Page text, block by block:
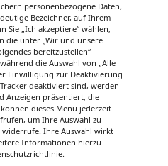
personenbezogene Daten,
Bezeichner, auf Ihrem
Sie „Ich akzeptiere“ wählen,
die unter „Wir und unsere
bereitzustellen“
die Auswahl von „Alle
Einwilligung zur Deaktivierung
deaktiviert sind, werden
Anzeigen präsentiert, die
dieses Menü jederzeit
um Ihre Auswahl zu
Ihre Auswahl wirkt
Informationen hierzu